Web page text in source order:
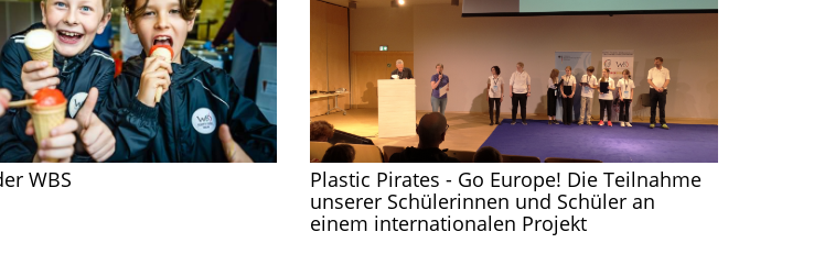
WBS
Plastic Pirates - Go Europe! Die Teilnahme
unserer Schülerinnen und Schüler an
einem internationalen Projekt